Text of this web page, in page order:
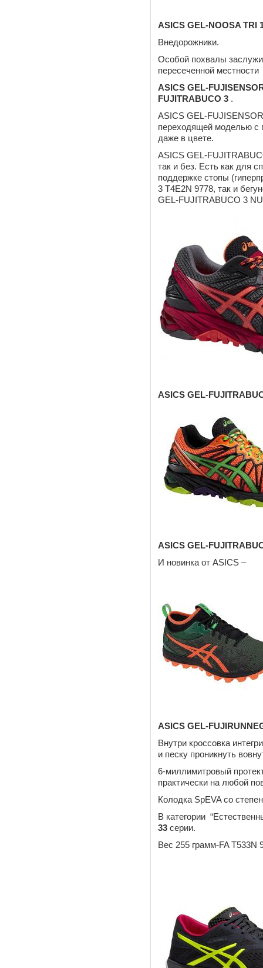
ASICS GEL-NOOSA TRI
Внедорожники.
Особой похвалы
пересеченной местности
ASICS GEL-
FUJITRABUCO 3 .
ASICS GEL-
переходящей моделью с
даже в цвете.
ASICS GEL-
так и без. Есть как для
поддержке стопы
3 T4E2N 9778, так и
GEL-FUJITRABUCO 3
ASICS GEL-
ASICS GEL-
И новинка от ASICS –
ASICS GEL-
Внутри кроссовка
и песку проникнуть
6-миллимитровый
практически на любой
Колодка SpEVA со
В категории
33 серии.
Вес 255 грамм-FA T533N